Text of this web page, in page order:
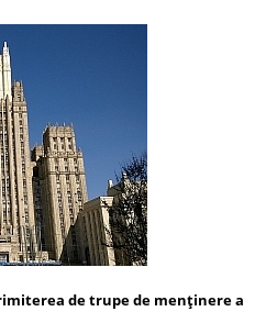
de trupe de menținere a